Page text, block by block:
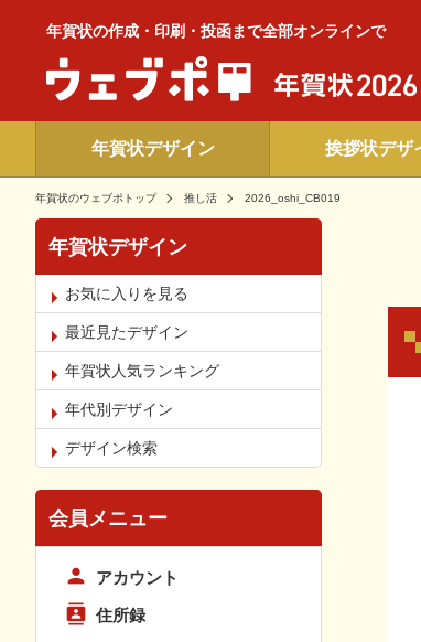
年賀状の作成・印刷・投函まで全部オンラインで
年賀状デザイン 挨拶状デザ
年賀状のウェブポトップ 推し活 2026_oshi_CB019
年賀状デザイン
お気に入りを見る
最近見たデザイン
年賀状人気ランキング
年代別デザイン
デザイン検索
会員メニュー
アカウント
住所録